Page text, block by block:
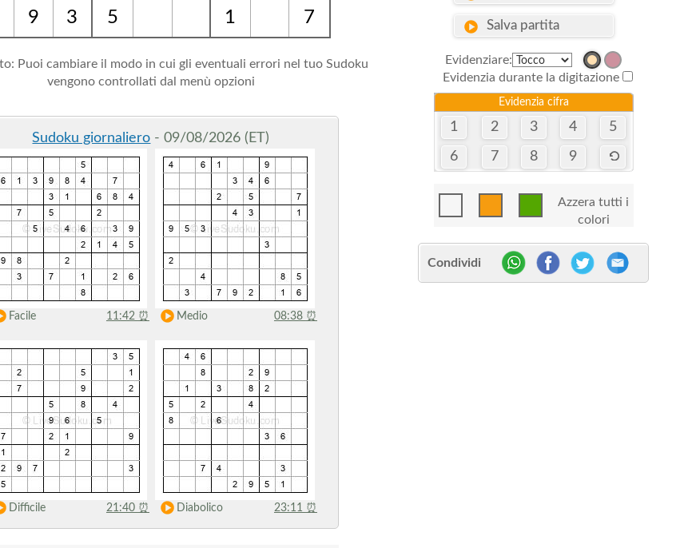
9
3 5 1 7
Puoi cambiare il modo in cui gli eventuali errori nel tuo Sudoku
vengono controllati dal menù opzioni
Sudoku giornaliero - 09/08/2026 (ET)
Facile 11:42 ⏰ Medio 08:38 ⏰
Difficile 21:40 ⏰ Diabolico 23:11 ⏰
Salva partita
Evidenziare:
Evidenzia durante la digitazione
Evidenzia cifra
1 2 3 4 5
6 7 8 9
Azzera tutti i
colori
Condividi